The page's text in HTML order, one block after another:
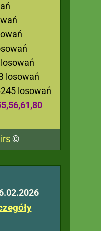
losowań
losowań
©